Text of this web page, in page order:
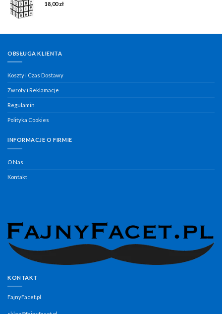
18,00zł
OBSŁUGA KLIENTA
Koszty i Czas Dostawy
Zwroty i Reklamacje
Regulamin
Polityka Cookies
INFORMACJE O FIRMIE
O Nas
Kontakt
KONTAKT
FajnyFacet.pl